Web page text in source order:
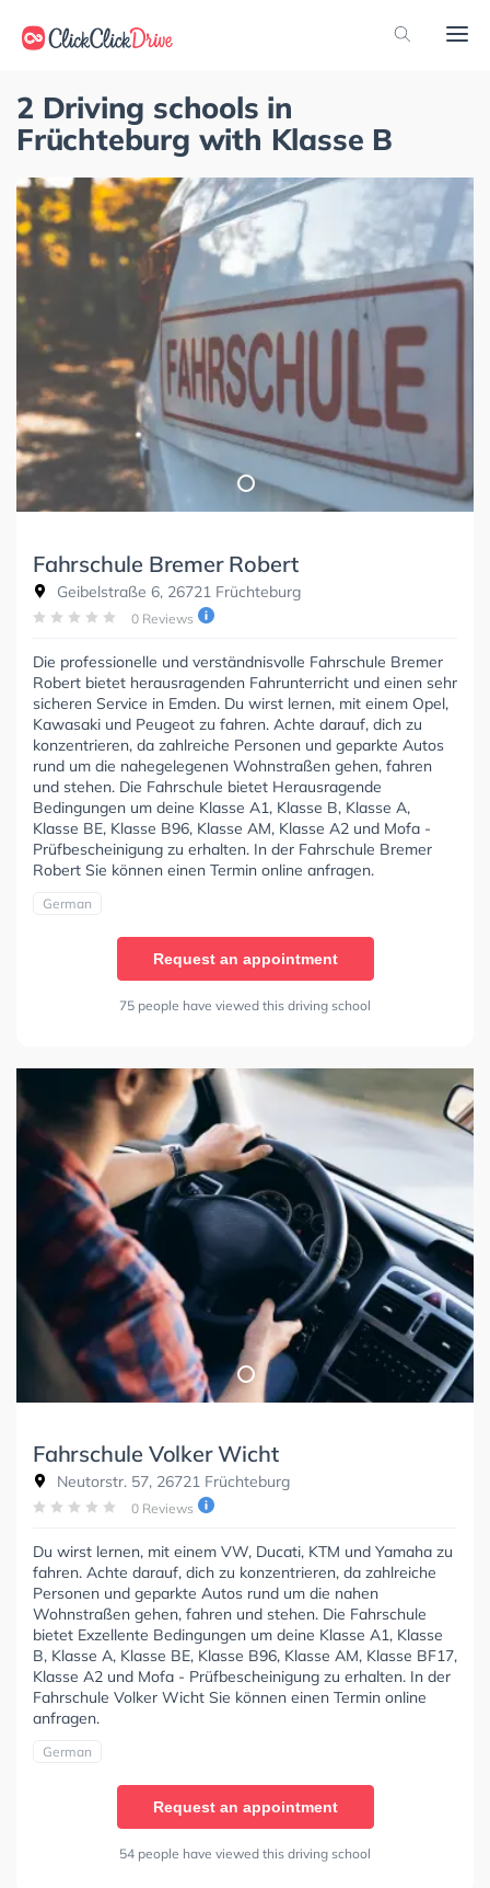
2 Driving schools in
Früchteburg with Klasse B
Fahrschule Bremer Robert
Geibelstraße 6, 26721 Früchteburg
0 Reviews
Die professionelle und verständnisvolle Fahrschule Bremer
Robert bietet herausragenden Fahrunterricht und einen sehr
sicheren Service in Emden. Du wirst lernen, mit einem Opel,
Kawasaki und Peugeot zu fahren. Achte darauf, dich zu
konzentrieren, da zahlreiche Personen und geparkte Autos
rund um die nahegelegenen Wohnstraßen gehen, fahren
und stehen. Die Fahrschule bietet Herausragende
Bedingungen um deine Klasse A1, Klasse B, Klasse A,
Klasse BE, Klasse B96, Klasse AM, Klasse A2 und Mofa -
Prüfbescheinigung zu erhalten. In der Fahrschule Bremer
Robert Sie können einen Termin online anfragen.
German
Request an appointment
75 people have viewed this driving school
Fahrschule Volker Wicht
Neutorstr. 57, 26721 Früchteburg
0 Reviews
Du wirst lernen, mit einem VW, Ducati, KTM und Yamaha zu
fahren. Achte darauf, dich zu konzentrieren, da zahlreiche
Personen und geparkte Autos rund um die nahen
Wohnstraßen gehen, fahren und stehen. Die Fahrschule
bietet Exzellente Bedingungen um deine Klasse A1, Klasse
B, Klasse A, Klasse BE, Klasse B96, Klasse AM, Klasse BF17,
Klasse A2 und Mofa - Prüfbescheinigung zu erhalten. In der
Fahrschule Volker Wicht Sie können einen Termin online
anfragen.
German
Request an appointment
54 people have viewed this driving school